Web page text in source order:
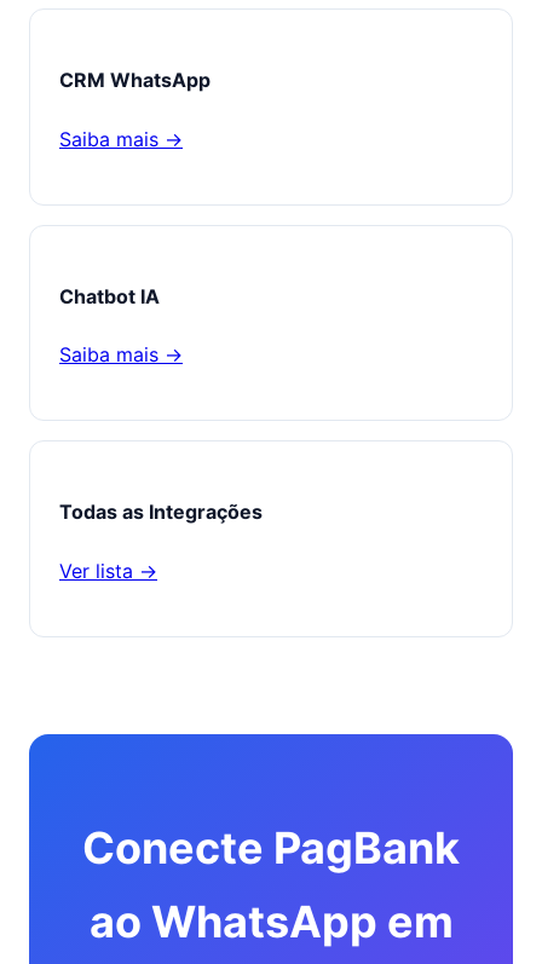
CRM WhatsApp
Saiba mais →
Chatbot IA
Saiba mais →
Todas as Integrações
Ver lista →
Conecte PagBank
ao WhatsApp em